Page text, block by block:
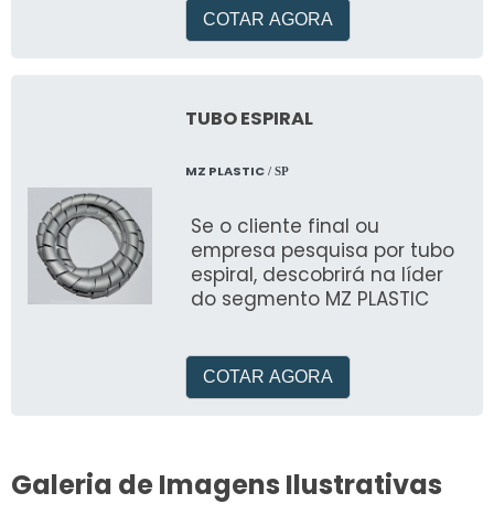
COTAR AGORA
TUBO ESPIRAL
MZ PLASTIC/ SP
Se o cliente final ou
empresa pesquisa por tubo
espiral, descobrirá na líder
do segmento MZ PLASTIC
COTAR AGORA
Galeria de Imagens Ilustrativas